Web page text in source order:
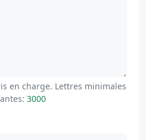
en charge. Lettres minimales
3000